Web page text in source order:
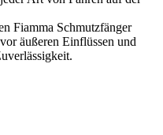
Fiamma Schmutzfänger
äußeren Einflüssen und